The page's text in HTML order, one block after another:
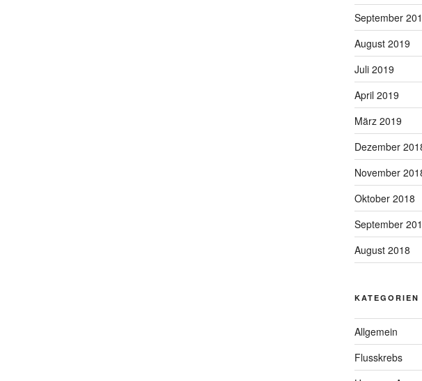
September
August 2019
Juli 2019
April 2019
März 2019
Dezember
November
Oktober 2018
September
August 2018
KATEGORIEN
Allgemein
Flusskrebs